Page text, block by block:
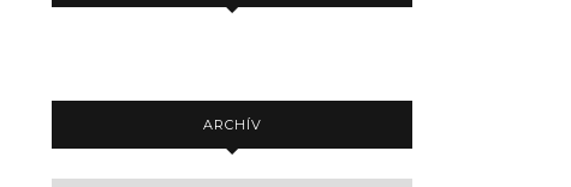
ARCHÍV